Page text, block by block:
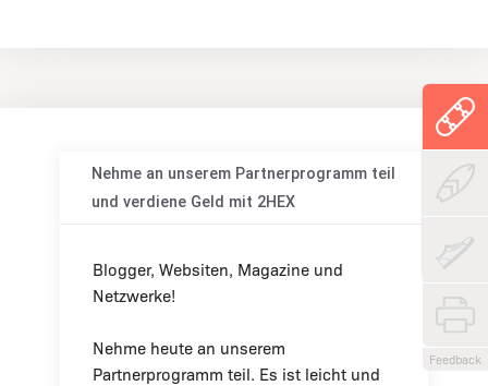
Feedback
Nehme an unserem Partnerprogramm teil
und verdiene Geld mit 2HEX
Blogger, Websiten, Magazine und
Netzwerke!
Nehme heute an unserem
Partnerprogramm teil. Es ist leicht und